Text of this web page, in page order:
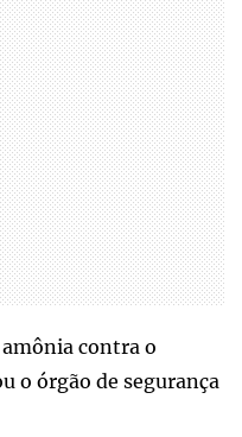
contra o
o órgão de segurança